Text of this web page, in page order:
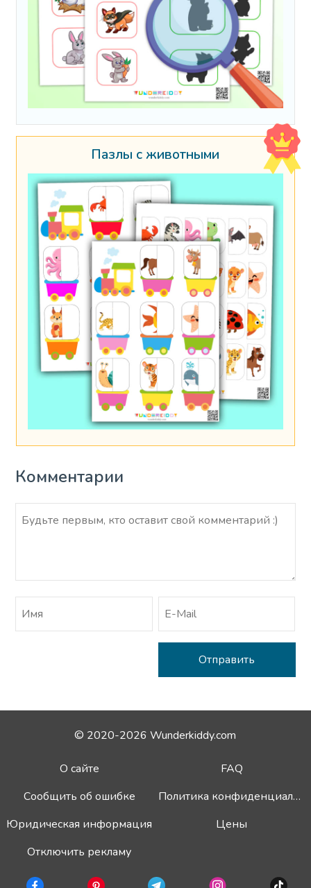
Пазлы с животными
Комментарии
© 2020-2026 Wunderkiddy.com
О сайте
FAQ
Сообщить об ошибке
Политика конфиденциальности
Юридическая информация
Цены
Отключить рекламу